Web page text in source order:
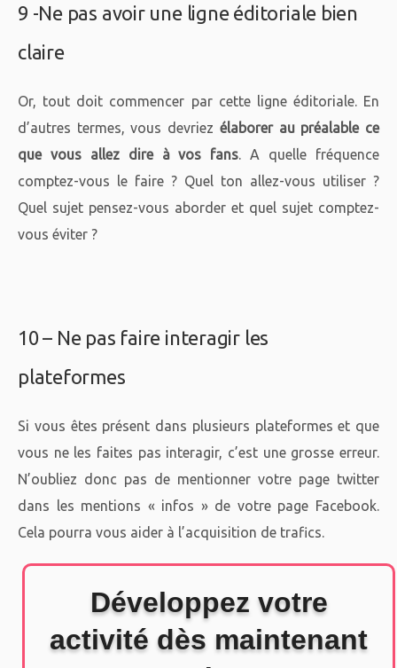
9 -Ne pas avoir une ligne éditoriale bien
claire
Or, tout doit commencer par cette ligne éditoriale. En
d’autres termes, vous devriez élaborer au préalable ce
que vous allez dire à vos fans. A quelle fréquence
comptez-vous le faire ? Quel ton allez-vous utiliser ?
Quel sujet pensez-vous aborder et quel sujet comptez-
vous éviter ?
10 – Ne pas faire interagir les
plateformes
Si vous êtes présent dans plusieurs plateformes et que
vous ne les faites pas interagir, c’est une grosse erreur.
N’oubliez donc pas de mentionner votre page twitter
dans les mentions « infos » de votre page Facebook.
Cela pourra vous aider à l’acquisition de trafics.
Développez votre
activité dès maintenant